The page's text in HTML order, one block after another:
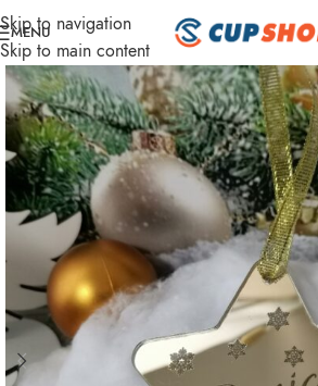
Skip to navigation
Skip to main content
MENU